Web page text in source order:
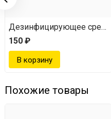
Дезинфицирующее
150 ₽
Похожие товары